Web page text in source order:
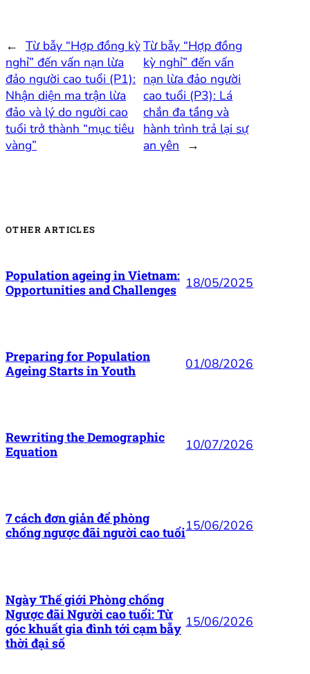
← Từ bẫy “Hợp đồng kỳ
nghỉ” đến vấn nạn lừa
đảo người cao tuổi (P1):
Nhận diện ma trận lừa
đảo và lý do người cao
tuổi trở thành “mục tiêu
vàng”
Từ bẫy “Hợp đồng
kỳ nghỉ” đến vấn
nạn lừa đảo người
cao tuổi (P3): Lá
chắn đa tầng và
hành trình trả lại sự
an yên
→
OTHER ARTICLES
Population ageing in Vietnam:
Opportunities and Challenges
18/05/2025
Preparing for Population
Ageing Starts in Youth
01/08/2026
Rewriting the Demographic
Equation
10/07/2026
7 cách đơn giản để phòng
chống ngược đãi người cao tuổi15/06/2026
Ngày Thế giới Phòng chống
Ngược đãi Người cao tuổi: Từ
góc khuất gia đình tới cạm bẫy
thời đại số
15/06/2026